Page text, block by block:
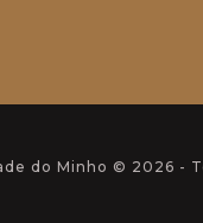
do Minho © 2026 -